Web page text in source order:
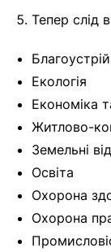
Тепер слід
Екологія
Економіка
Житлово-
Земельні
Освіта
Охорона
Охорона